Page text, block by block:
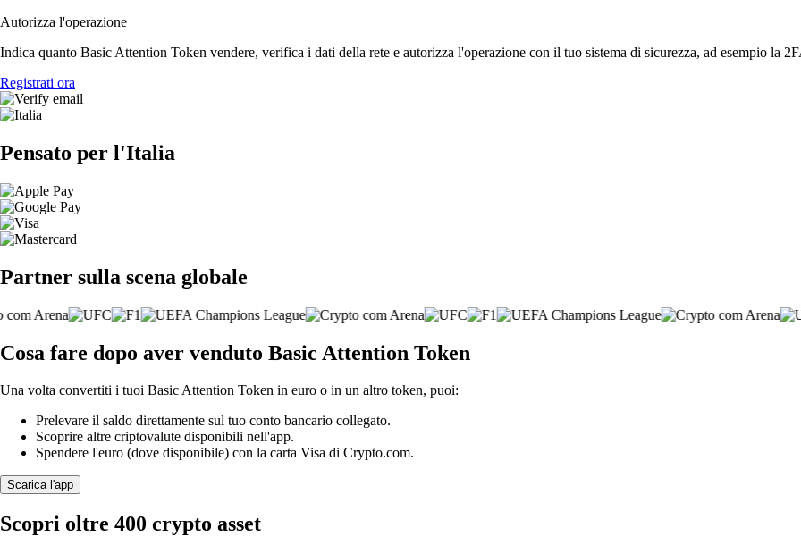
Autorizza l'operazione
Indica quanto Basic Attention Token vendere, verifica i dati della rete e autorizza l'operazione con il tuo sistema di sicurezza, ad esempio la
Registrati ora
Pensato per l'Italia
Partner sulla scena globale
Cosa fare dopo aver venduto Basic Attention Token
Una volta convertiti i tuoi Basic Attention Token in euro o in un altro token, puoi:
Prelevare il saldo direttamente sul tuo conto bancario collegato.
Scoprire altre criptovalute disponibili nell'app.
Spendere l'euro (dove disponibile) con la carta Visa di Crypto.com.
Scarica l'app
Scopri oltre 400 crypto asset